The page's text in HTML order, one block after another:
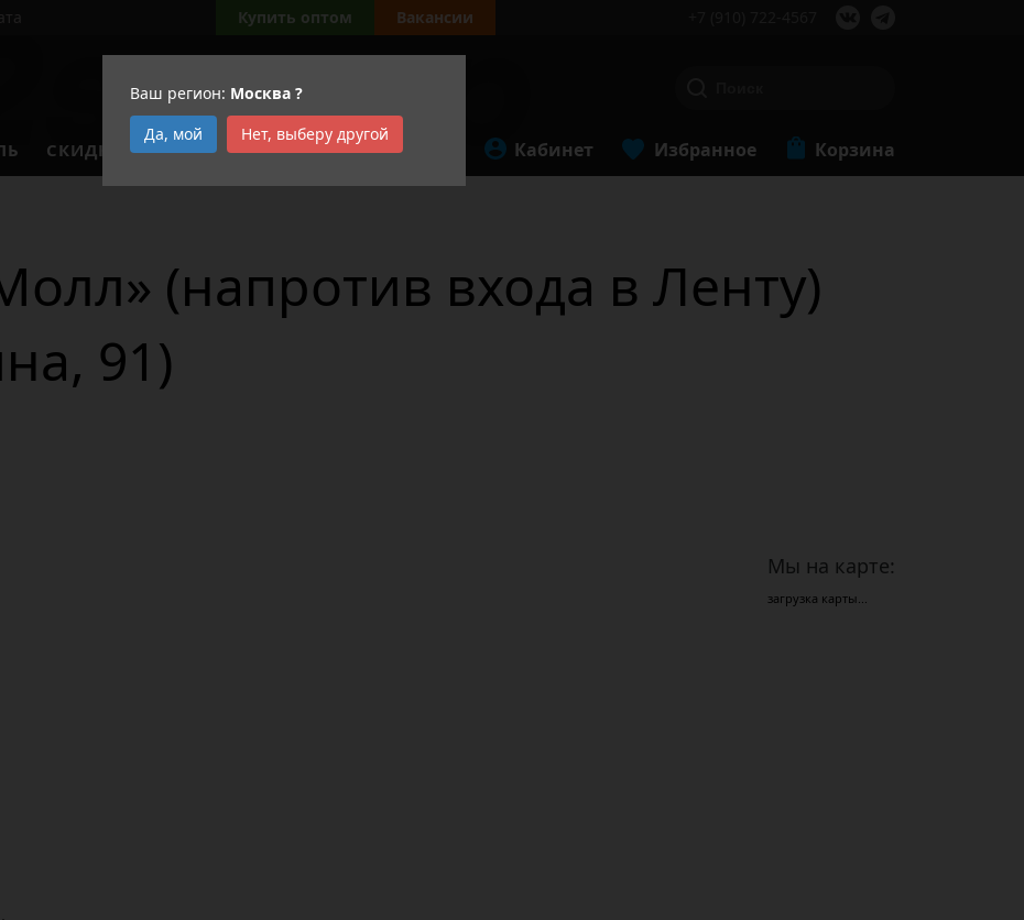
Ваш регион: Москва ?
Да, мой
Нет, выберу другой
Купить оптом Вакансии
СКИДКИ АКЦИИ Кабинет Избранное Корзина
(напротив входа в Ленту)
91)
Мы на карте:
загрузка карты...